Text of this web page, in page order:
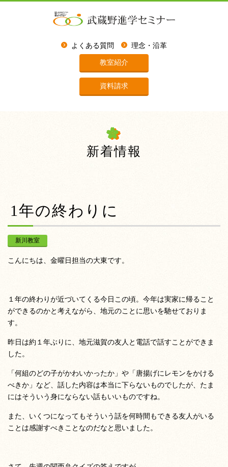
よくある質問 理念・沿革
教室紹介
資料請求
新着情報
1年の終わりに
新川教室
こんにちは、金曜日担当の大東です。
１年の終わりが近づいてくる今日この頃。今年は実家に帰ること
ができるのかと考えながら、地元のことに思いを馳せておりま
す。
昨日は約１年ぶりに、地元滋賀の友人と電話で話すことができま
した。
「何組のどの子がかわいかったか」や「唐揚げにレモンをかける
べきか」など、話した内容は本当に下らないものでしたが、たま
にはそういう身にならない話もいいものですね。
また、いくつになってもそういう話を何時間もできる友人がいる
ことは感謝すべきことなのだなと思いました。